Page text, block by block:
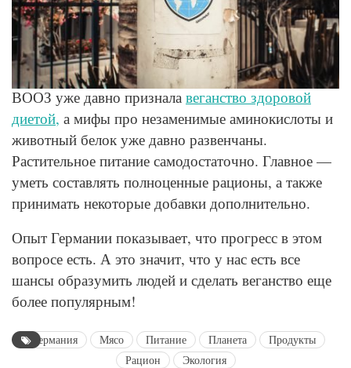
© Pexels
ВООЗ уже давно признала веганство здоровой
диетой, а мифы про незаменимые аминокислоты и
животный белок уже давно развенчаны.
Растительное питание самодостаточно. Главное —
уметь составлять полноценные рационы, а также
принимать некоторые добавки дополнительно.
Опыт Германии показывает, что прогресс в этом
вопросе есть. А это значит, что у нас есть все
шансы образумить людей и сделать веганство еще
более популярным!
Германия Мясо Питание Планета
Продукты
Рацион
Экология